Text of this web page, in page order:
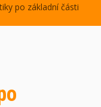
po základní části